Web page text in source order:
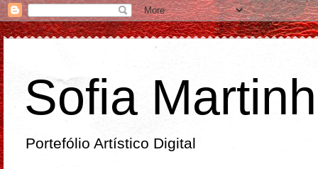
Sofia
Portefólio Artístico Digital